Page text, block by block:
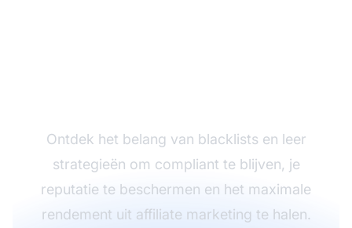
Ontdek het belang van blacklists en leer
strategieën om compliant te blijven, je
reputatie te beschermen en het maximale
rendement uit affiliate marketing te halen.